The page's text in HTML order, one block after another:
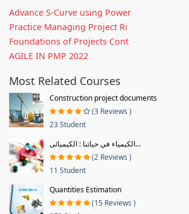
Advance S-Curve using Power
Practice Managing Project Ri
Foundations of Projects Cont
AGILE IN PMP 2022
Most Related Courses
Construction project documents
(3 Reviews )
23 Student
الكيمياء في حياتنا : الكيميائى...
(2 Reviews )
11 Student
Quantities Estimation
(15 Reviews )